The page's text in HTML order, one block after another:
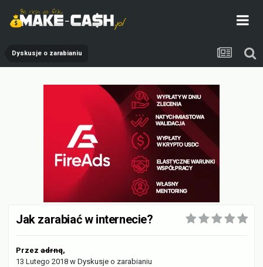
Dyskusje o zarabianiu
Jak zarabiać w internecie?
Przez adrnq,
13 Lutego 2018 w Dyskusje o zarabianiu